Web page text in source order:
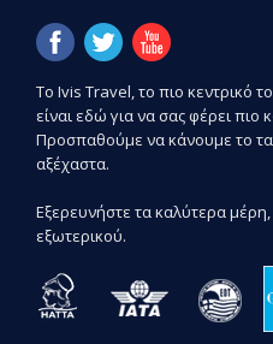
Το Ivis Travel, το πιο κεντρικό
είναι εδώ για να σας φέρει πιο
Προσπαθούμε να κάνουμε το
αξέχαστα.
Εξερευνήστε τα καλύτερα
εξωτερικού.